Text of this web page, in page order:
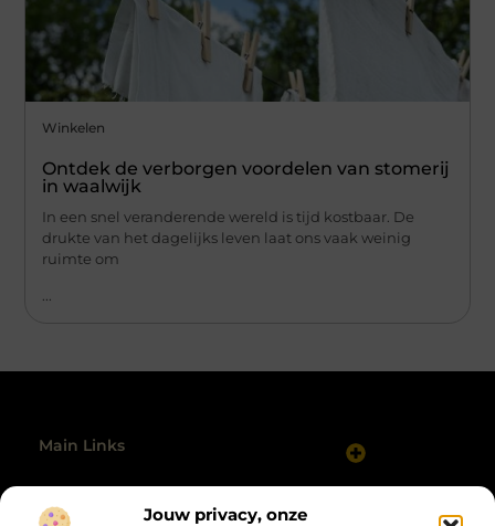
Jouw privacy, onze
Winkelen
Ontdek de verborgen voordelen van stomerij
in waalwijk
In een snel veranderende wereld is tijd kostbaar. De
drukte van het dagelijks leven laat ons vaak weinig
ruimte om
Main Links
Bericht categorie